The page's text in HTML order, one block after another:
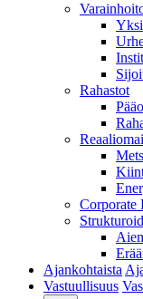
Rahastot
Corporate
Ajankohtaista
Vastuullisuus